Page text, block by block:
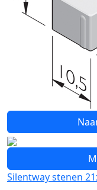
Silentway stenen